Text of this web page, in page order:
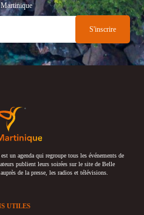
un agenda qui regroupe tous les événements de
publient leurs soirées sur le site de Belle
de la presse, les radios et télévisions.
UTILES